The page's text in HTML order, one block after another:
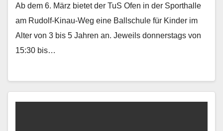
Ab dem 6. März bietet der TuS Ofen in der Sporthalle
am Rudolf-Kinau-Weg eine Ballschule für Kinder im
Alter von 3 bis 5 Jahren an. Jeweils donnerstags von
15:30 bis…